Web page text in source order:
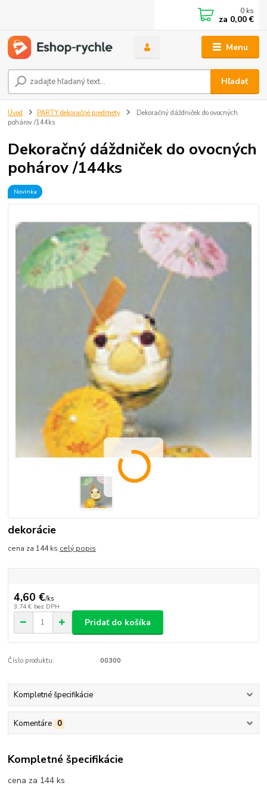
Menu
Hľadať
0 ks
za 0,00 €
Úvod PARTY dekoračné predmety
Dekoračný dáždniček do ovocných
pohárov /144ks
Dekoračný dáždniček do ovocných
pohárov /144ks
Novinka
dekorácie
cena za 144 ks celý popis
4,60 €/ks
3,74 € bez DPH
Pridať do košíka
Číslo produktu: 00300
Kompletné špecifikácie
Komentáre 0
Kompletné špecifikácie
cena za 144 ks